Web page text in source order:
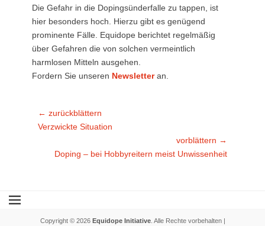
Die Gefahr in die Dopingsünderfalle zu tappen, ist
hier besonders hoch. Hierzu gibt es genügend
prominente Fälle. Equidope berichtet regelmäßig
über Gefahren die von solchen vermeintlich
harmlosen Mitteln ausgehen.
Fordern Sie unseren Newsletteran.
Beitragsnavigation
← zurückblättern
Vorheriger
Verzwickte Situation
vorblättern →
Nächster
Doping – bei Hobbyreitern meist Unwissenheit
Copyright © 2026 Equidope Initiative. Alle Rechte vorbehalten |